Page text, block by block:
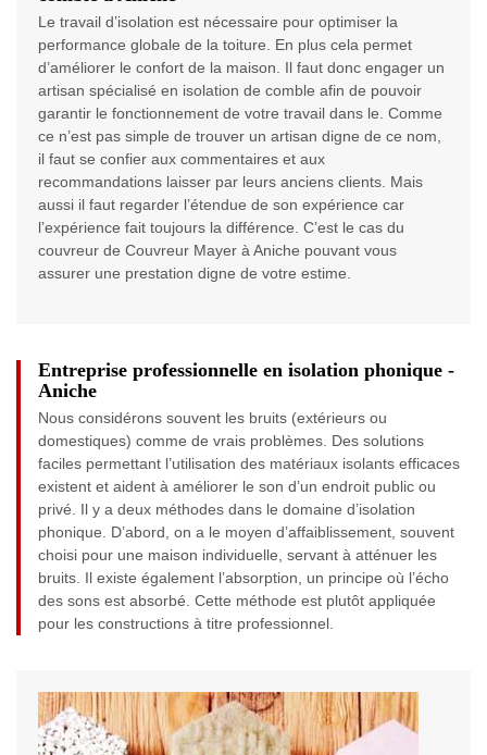
Le travail d’isolation est nécessaire pour optimiser la
performance globale de la toiture. En plus cela permet
d’améliorer le confort de la maison. Il faut donc engager un
artisan spécialisé en isolation de comble afin de pouvoir
garantir le fonctionnement de votre travail dans le. Comme
ce n’est pas simple de trouver un artisan digne de ce nom,
il faut se confier aux commentaires et aux
recommandations laisser par leurs anciens clients. Mais
aussi il faut regarder l’étendue de son expérience car
l’expérience fait toujours la différence. C’est le cas du
couvreur de Couvreur Mayer à Aniche pouvant vous
assurer une prestation digne de votre estime.
Entreprise professionnelle en isolation phonique -
Aniche
Nous considérons souvent les bruits (extérieurs ou
domestiques) comme de vrais problèmes. Des solutions
faciles permettant l’utilisation des matériaux isolants efficaces
existent et aident à améliorer le son d’un endroit public ou
privé. Il y a deux méthodes dans le domaine d’isolation
phonique. D’abord, on a le moyen d’affaiblissement, souvent
choisi pour une maison individuelle, servant à atténuer les
bruits. Il existe également l’absorption, un principe où l’écho
des sons est absorbé. Cette méthode est plutôt appliquée
pour les constructions à titre professionnel.